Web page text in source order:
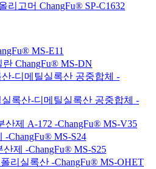
리고머 ChangFu® SP-C1632
MS-E11
ChangFu® MS-DN
-디메틸실록산 공중합체 -
록산-디메틸실록산 공중합체 -
제 A-172 -ChangFu® MS-V35
ChangFu® MS-S24
제 -ChangFu® MS-S25
리실록산 -ChangFu® MS-OHET